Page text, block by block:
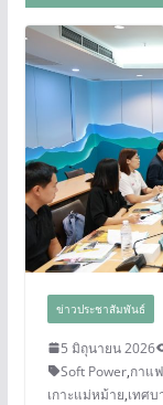
ข่าวประชาสัมพันธ์
5 มิถุนายน 2026
Soft Power,กาแ
เกาะแม่หม้าย,เทศบ